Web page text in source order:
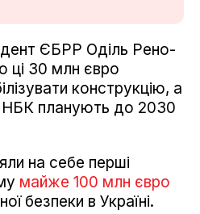
ЄБРР Оділь Рено-
ці 30 млн євро
конструкцію, а
НБК планують до 2030
на себе перші
майже 100 млн євро
безпеки в Україні.